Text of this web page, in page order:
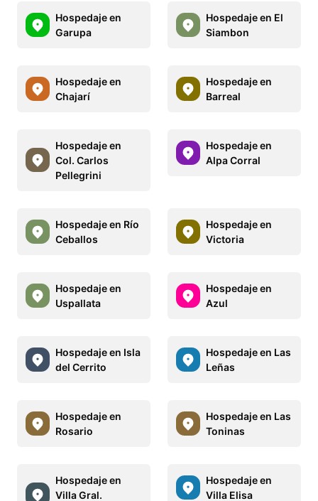
Hospedaje en
Garupa
Hospedaje en El
Siambon
Hospedaje en
Chajarí
Hospedaje en
Barreal
Hospedaje en
Col. Carlos
Pellegrini
Hospedaje en
Alpa Corral
Hospedaje en Río
Ceballos
Hospedaje en
Victoria
Hospedaje en
Uspallata
Hospedaje en
Azul
Hospedaje en Isla
del Cerrito
Hospedaje en Las
Leñas
Hospedaje en
Rosario
Hospedaje en Las
Toninas
Hospedaje en
Villa Gral.
Hospedaje en
Villa Elisa